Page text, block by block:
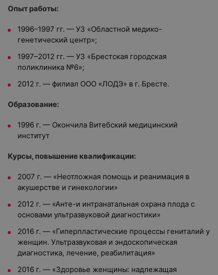
Опыт работы:
1996–1997 гг. — УЗ «Областной медико-
генетический центр»;
1997–2012 гг. — УЗ «Брестская городская
поликлиника №6»;
2012 г. — филиал ООО «ЛОДЭ» в г. Бресте.
Образование:
1996 г. — Окончила Витебский медицинский
институт
Курсы, повышение квалификации:
2007 г. — «Неотложная помощь и реанимация в
акушерстве и гинекологии»
2012 г. — «Анте-и интранатальная охрана плода с
основами ультразвуковой диагностики»
2016 г. — «Гиперпластические процессы гениталий у
женщин. Ультразвуковая и эндоскопическая
диагностика, лечение, реабилитация»
2016 г. — «Здоровье женщины: надлежащая